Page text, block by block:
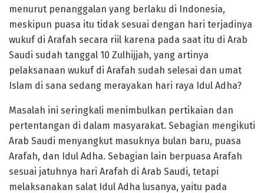
menurut penanggalan yang berlaku di Indonesia,
meskipun puasa itu tidak sesuai dengan hari terjadinya
wukuf di Arafah secara riil karena pada saat itu di Arab
Saudi sudah tanggal 10 Zulhijjah, yang artinya
pelaksanaan wukuf di Arafah sudah selesai dan umat
Islam di sana sedang merayakan hari raya Idul Adha?
Masalah ini seringkali menimbulkan pertikaian dan
pertentangan di dalam masyarakat. Sebagian mengikuti
Arab Saudi menyangkut masuknya bulan baru, puasa
Arafah, dan Idul Adha. Sebagian lain berpuasa Arafah
sesuai jatuhnya hari Arafah di Arab Saudi, tetapi
melaksanakan salat Idul Adha lusanya, yaitu pada